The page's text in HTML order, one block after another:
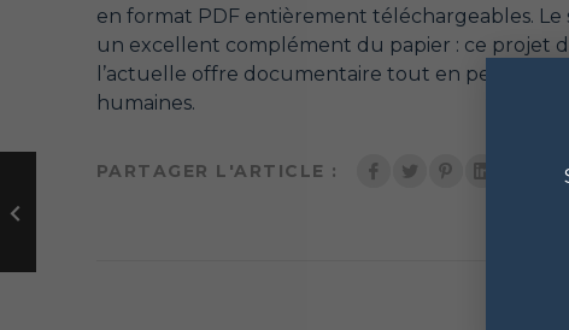
en format PDF entièrement téléchargeables.
un excellent complément du papier : ce projet
l’actuelle offre documentaire tout en
humaines.
PARTAGER L'ARTICLE :